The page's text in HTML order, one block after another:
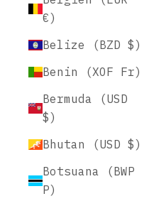
€)
Belize (BZD $)
Benin (XOF Fr)
Bermuda (USD
$)
Bhutan (USD $)
Botsuana (BWP
P)